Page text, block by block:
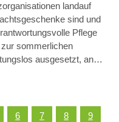
landauf
sind und
Pflege
sommerlichen
ausgesetzt, an…
6 7 8
9